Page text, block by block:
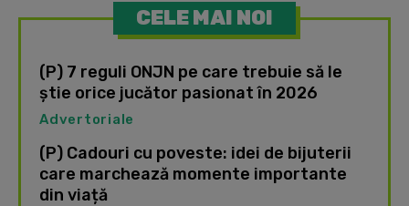
CELE MAI NOI
(P) 7 reguli ONJN pe care trebuie să le
știe orice jucător pasionat în 2026
Advertoriale
(P) Cadouri cu poveste: idei de bijuterii
care marchează momente importante
din viață